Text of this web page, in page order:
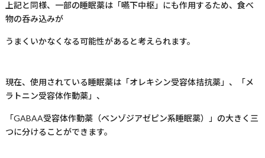
上記と同様、一部の睡眠薬は「嚥下中枢」にも作用するため、食べ
物の呑み込みが
うまくいかなくなる可能性があると考えられます。
現在、使用されている睡眠薬は「オレキシン受容体拮抗薬」、「メ
ラトニン受容体作動薬」、
「GABAA受容体作動薬（ベンゾジアゼピン系睡眠薬）」の大きく三
つに分けることができます。